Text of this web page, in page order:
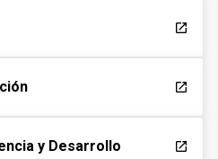
launch
launch
y Desarrollo launch